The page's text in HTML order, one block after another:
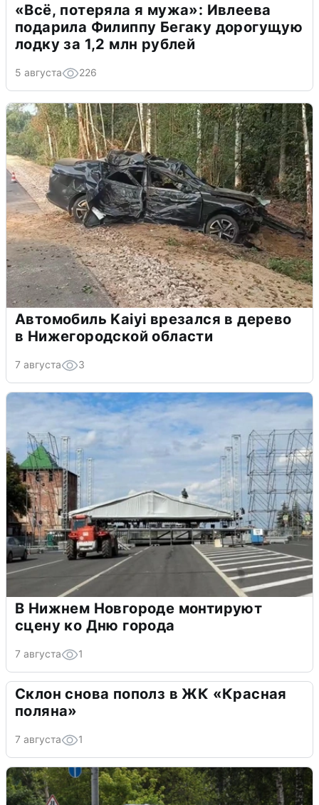
«Всё, потеряла я мужа»: Ивлеева
подарила Филиппу Бегаку дорогущую
лодку за 1,2 млн рублей
5 августа 226
Автомобиль Kaiyi врезался в дерево
в Нижегородской области
7 августа 3
В Нижнем Новгороде монтируют
сцену ко Дню города
7 августа 1
Склон снова пополз в ЖК «Красная
поляна»
7 августа 1